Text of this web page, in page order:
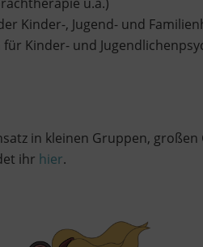
Kinder-, Jugend- und
Kinder- und
in kleinen Gruppen, großen
ihr hier.